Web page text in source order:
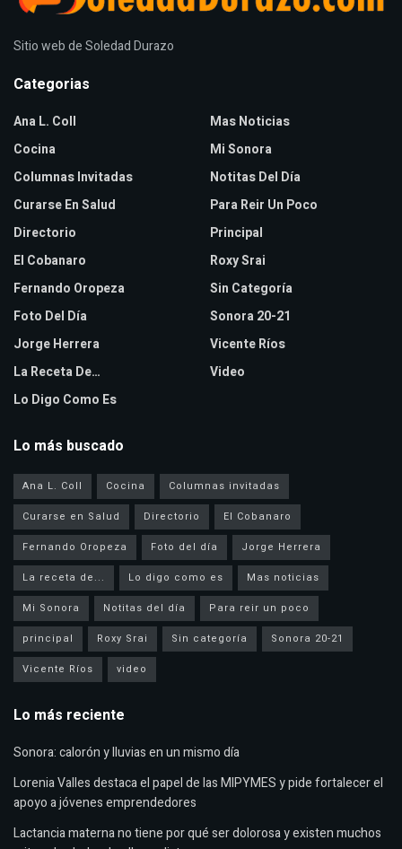
Sitio web de Soledad Durazo
Categorias
Ana L. Coll
Cocina
Columnas Invitadas
Curarse En Salud
Directorio
El Cobanaro
Fernando Oropeza
Foto Del Día
Jorge Herrera
La Receta De…
Lo Digo Como Es
Mas Noticias
Mi Sonora
Notitas Del Día
Para Reir Un Poco
Principal
Roxy Srai
Sin Categoría
Sonora 20-21
Vicente Ríos
Video
Lo más buscado
Ana L. Coll Cocina
Columnas invitadas
Curarse en Salud
Directorio
El Cobanaro
Fernando Oropeza
Foto del día
Jorge Herrera
La receta de...
Lo digo como es
Mas noticias
Mi Sonora
Notitas del día
Para reir un poco
principal
Roxy Srai Sin categoría
Sonora 20-21
Vicente Ríos
video
Lo más reciente
Sonora: calorón y lluvias en un mismo día
Lorenia Valles destaca el papel de las MIPYMES y pide fortalecer el
apoyo a jóvenes emprendedores
Lactancia materna no tiene por qué ser dolorosa y existen muchos